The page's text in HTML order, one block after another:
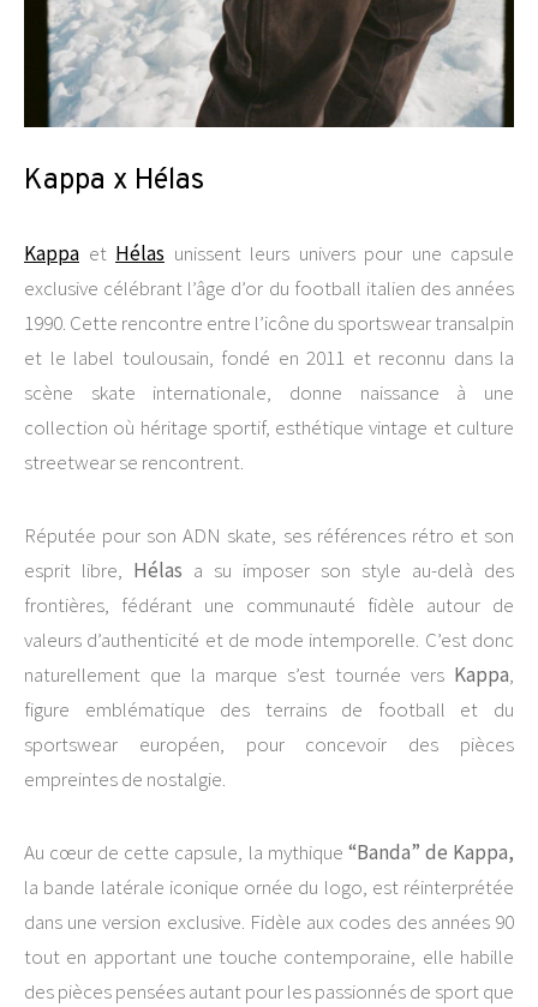
Kappa x Hélas
Kappa et Hélas unissent leurs univers pour une capsule
exclusive célébrant l’âge d’or du football italien des années
1990. Cette rencontre entre l’icône du sportswear transalpin
et le label toulousain, fondé en 2011 et reconnu dans la
scène skate internationale, donne naissance à une
collection où héritage sportif, esthétique vintage et culture
streetwear se rencontrent.
Réputée pour son ADN skate, ses références rétro et son
esprit libre, Hélas a su imposer son style au-delà des
frontières, fédérant une communauté fidèle autour de
valeurs d’authenticité et de mode intemporelle. C’est donc
naturellement que la marque s’est tournée vers Kappa,
figure emblématique des terrains de football et du
sportswear européen, pour concevoir des pièces
empreintes de nostalgie.
Au cœur de cette capsule, la mythique “Banda” de Kappa,
la bande latérale iconique ornée du logo, est réinterprétée
dans une version exclusive. Fidèle aux codes des années 90
tout en apportant une touche contemporaine, elle habille
des pièces pensées autant pour les passionnés de sport que